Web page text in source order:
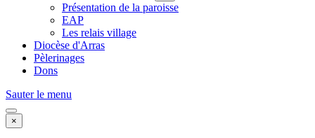
Présentation de la paroisse
EAP
Les relais village
Diocèse d'Arras
Pèlerinages
Dons
Sauter le menu
×